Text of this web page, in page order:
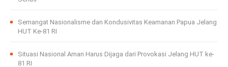
Semangat Nasionalisme dan Kondusivitas Keamanan Papua Jelang
HUT Ke-81 RI
Situasi Nasional Aman Harus Dijaga dari Provokasi Jelang HUT ke-
81 RI